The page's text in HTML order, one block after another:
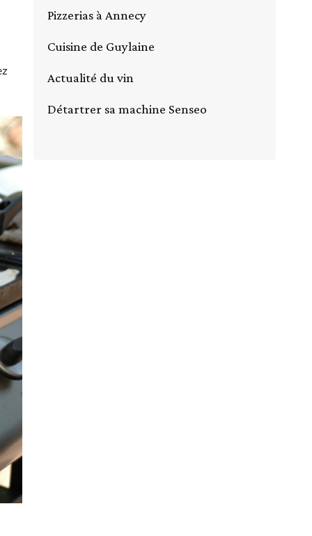
Pizzerias à Annecy
Cuisine de Guylaine
Actualité du vin
Détartrer sa machine Senseo